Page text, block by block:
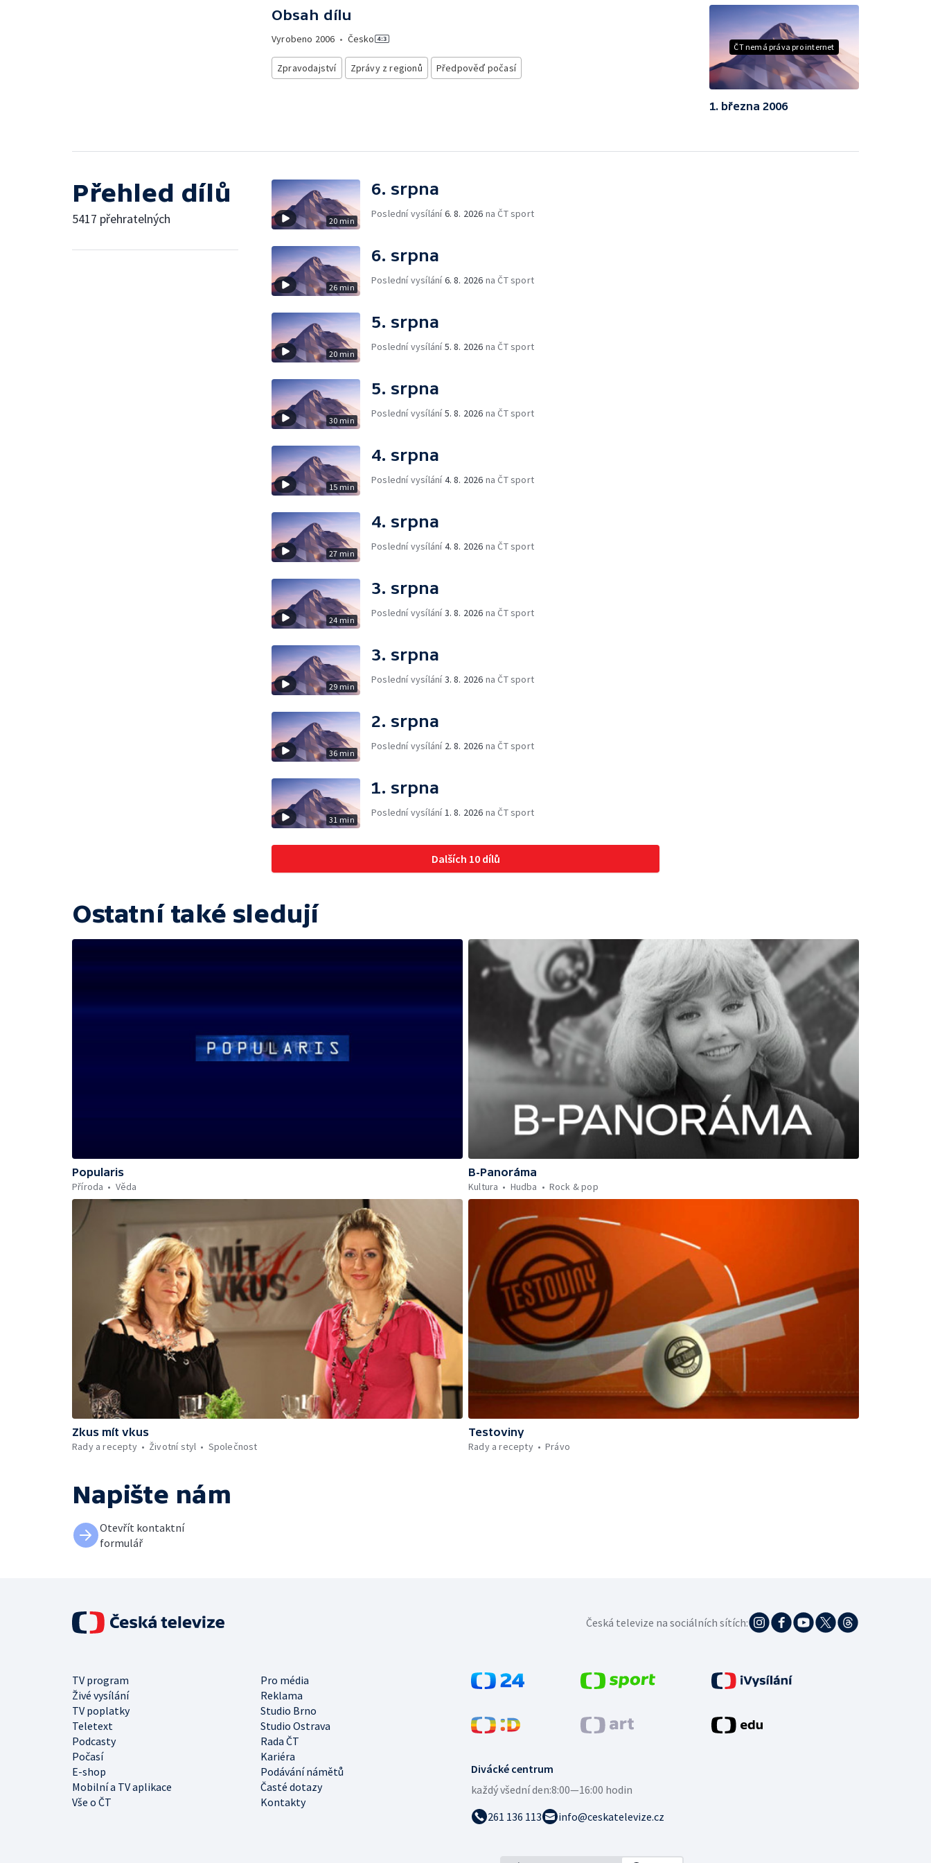
Obsah dílu
Vyrobeno 2006 • Česko
Zpravodajství Zprávy z regionů Předpověď počasí
ČT nemá práva pro internet
1. března 2006
Přehled dílů
5417 přehratelných 20 min
6. srpna
Poslední vysílání6. 8. 2026 na ČT sport
26 min
6. srpna
Poslední vysílání6. 8. 2026 na ČT sport
20 min
5. srpna
Poslední vysílání5. 8. 2026 na ČT sport
30 min
5. srpna
Poslední vysílání5. 8. 2026 na ČT sport
15 min
4. srpna
Poslední vysílání4. 8. 2026 na ČT sport
27 min
4. srpna
Poslední vysílání4. 8. 2026 na ČT sport
24 min
3. srpna
Poslední vysílání3. 8. 2026 na ČT sport
29 min
3. srpna
Poslední vysílání3. 8. 2026 na ČT sport
36 min
2. srpna
Poslední vysílání 2. 8. 2026 na ČT sport
31 min
1. srpna
Poslední vysílání 1. 8. 2026 na ČT sport
Dalších 10 dílů
Ostatní také sledují
Popularis
Příroda
Věda
B-Panoráma
Kultura
Hudba Rock & pop
Zkus mít vkus
Rady a recepty
Životní styl Společnost
Testoviny
Rady a recepty
Právo
Napište nám
Otevřít kontaktní
formulář
Divácké centrum
každý všední den:8:00—16:00 hodin
261 136 113
info@ceskatelevize.cz
TV program
Pro média
Živé vysílání
Reklama
TV poplatky
Studio Brno
Teletext
Studio Ostrava
Podcasty
Rada ČT
Počasí
Kariéra
E-shop
Podávání námětů
Mobilní a TV aplikace
Časté dotazy
Vše o ČT
Kontakty
Česká televize na sociálních sítích: